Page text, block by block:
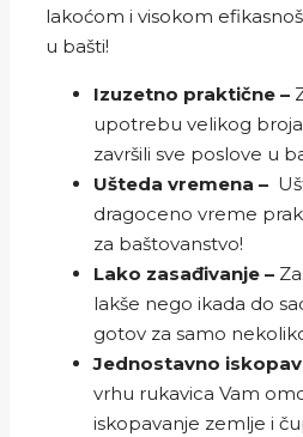
lakoćom i visokom
u bašti!
Izuzetno praktične –
upotrebu velikog
završili sve poslove u
Ušteda vremena –
dragoceno vreme
za baštovanstvo!
Lako zasađivanje –
lakše nego ikada do
gotov za samo
Jednostavno
vrhu rukavica Vam
iskopavanje zemlje i